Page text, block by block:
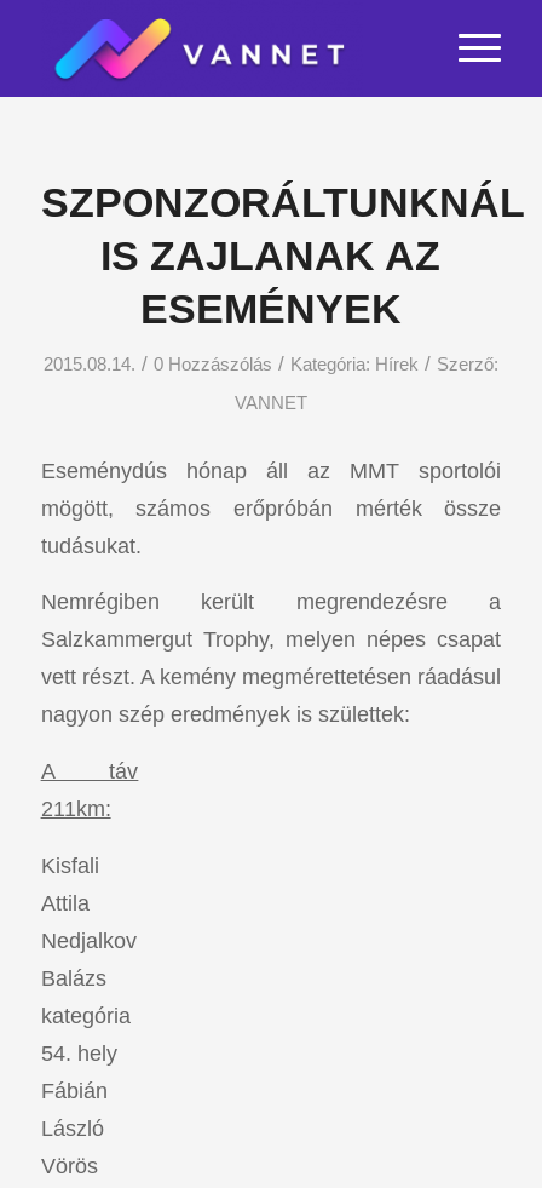
SZPONZORÁLTUNKNÁL
IS ZAJLANAK AZ
ESEMÉNYEK
2015.08.14. / 0 Hozzászólás / Kategória: Hírek / Szerző:
VANNET
Eseménydús hónap áll az MMT sportolói
mögött, számos erőpróbán mérték össze
tudásukat.
Nemrégiben került megrendezésre a
Salzkammergut Trophy, melyen népes csapat
vett részt. A kemény megmérettetésen ráadásul
nagyon szép eredmények is születtek:
A táv
211km:
Kisfali
Attila
Nedjalkov
Balázs
kategória
54. hely
Fábián
László
Vörös